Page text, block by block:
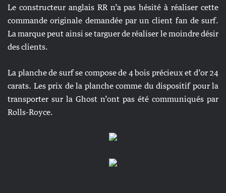
Le constructeur anglais RR n’a pas hésité à réaliser cette
commande originale demandée par un client fan de surf.
La marque peut ainsi se targuer de réaliser le moindre désir
des clients.
La planche de surf se compose de 4 bois précieux et d’or 24
carats. Les prix de la planche comme du dispositif pour la
transporter sur la Ghost n’ont pas été communiqués par
Rolls-Royce.